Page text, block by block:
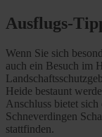
Ausflugs-
Wenn Sie sich
auch ein Besuch im
Heide bestaunt
Anschluss bietet
Schneverdingen
stattfinden.